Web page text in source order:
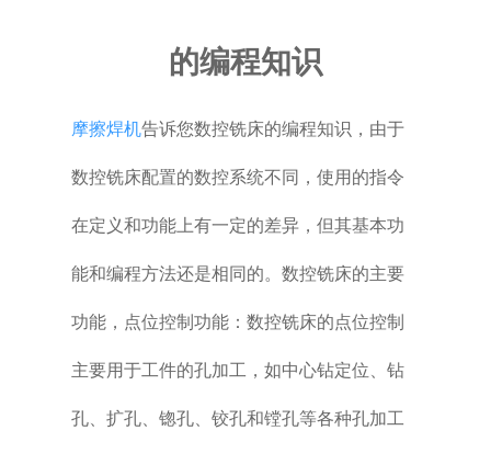
专用机床
其他机床
的编程知识
摩擦焊机告诉您数控铣床的编程知识，由于
数控铣床配置的数控系统不同，使用的指令
在定义和功能上有一定的差异，但其基本功
能和编程方法还是相同的。数控铣床的主要
功能，点位控制功能：数控铣床的点位控制
主要用于工件的孔加工，如中心钻定位、钻
孔、扩孔、锪孔、铰孔和镗孔等各种孔加工